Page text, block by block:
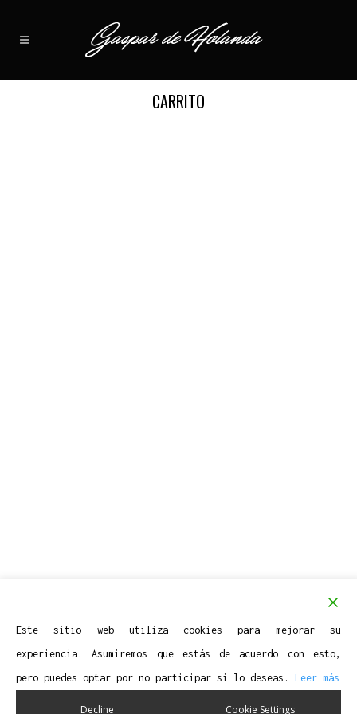
CARRITO
Este sitio web utiliza cookies para mejorar su
experiencia. Asumiremos que estás de acuerdo con esto,
pero puedes optar por no participar si lo deseas. Leer más
Decline Cookie Settings